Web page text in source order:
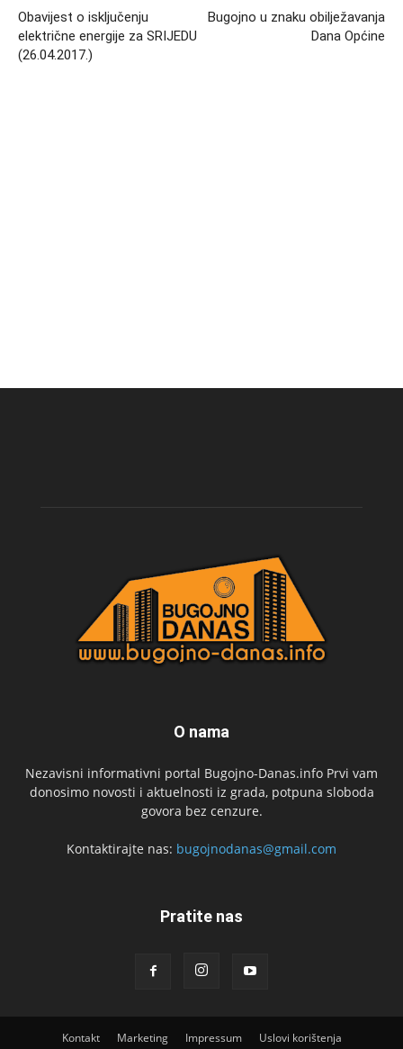
Obavijest o isključenju
električne energije za SRIJEDU
(26.04.2017.)
Bugojno u znaku obilježavanja
Dana Općine
O nama
Nezavisni informativni portal Bugojno-Danas.info Prvi vam
donosimo novosti i aktuelnosti iz grada, potpuna sloboda
govora bez cenzure.
Kontaktirajte nas: bugojnodanas@gmail.com
Pratite nas
Kontakt Marketing Impressum Uslovi korištenja